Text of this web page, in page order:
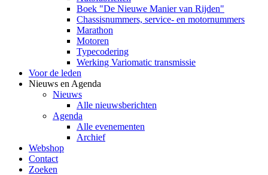
Boek "De Nieuwe Manier van Rijden"
Chassisnummers, service- en motornummers
Marathon
Motoren
Typecodering
Werking Variomatic transmissie
Voor de leden
Nieuws en Agenda
Nieuws
Alle nieuwsberichten
Agenda
Alle evenementen
Archief
Webshop
Contact
Zoeken